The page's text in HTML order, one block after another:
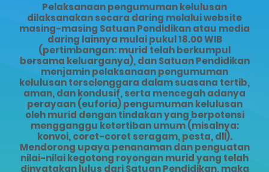
Pelaksanaan pengumuman kelulusan
dilaksanakan secara daring melalui website
masing-masing Satuan Pendidikan atau media
daring lainnya mulai pukul 18.00 WIB
(pertimbangan: murid telah berkumpul
bersama keluarganya), dan Satuan Pendidikan
menjamin pelaksanaan pengumuman
kelulusan terselenggara dalam suasana tertib,
aman, dan kondusif, serta mencegah adanya
perayaan (euforia) pengumuman kelulusan
oleh murid dengan tindakan yang berpotensi
mengganggu ketertiban umum (misalnya:
konvoi, coret-coret seragam, pesta, dll).
Mendorong upaya penanaman dan penguatan
nilai-nilai kegotong royongan murid yang telah
dinyatakan lulus dari Satuan Pendidikan, maka